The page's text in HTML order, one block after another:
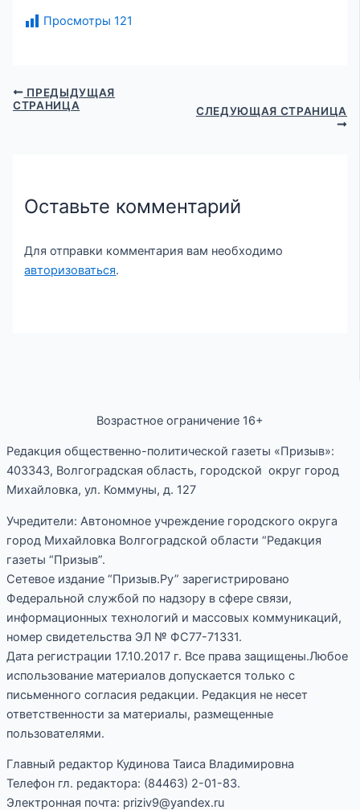
Просмотры 121
ПРЕДЫДУЩАЯ
СТРАНИЦА
СЛЕДУЮЩАЯ СТРАНИЦА
Оставьте комментарий
Для отправки комментария вам необходимо
авторизоваться.
Возрастное ограничение 16+
Редакция общественно-политической газеты «Призыв»:
403343, Волгоградская область, городской округ город
Михайловка, ул. Коммуны, д. 127
Учредители: Автономное учреждение городского округа
город Михайловка Волгоградской области “Редакция
газеты “Призыв”.
Сетевое издание “Призыв.Ру” зарегистрировано
Федеральной службой по надзору в сфере связи,
информационных технологий и массовых коммуникаций,
номер свидетельства ЭЛ № ФС77-71331.
Дата регистрации 17.10.2017 г. Все права защищены.Любое
использование материалов допускается только с
письменного согласия редакции. Редакция не несет
ответственности за материалы, размещенные
пользователями.
Главный редактор Кудинова Таиса Владимировна
Телефон гл. редактора: (84463) 2-01-83.
Электронная почта: priziv9@yandex.ru